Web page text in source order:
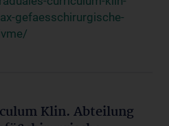
gefaesschirurgische-
Klin. Abteilung